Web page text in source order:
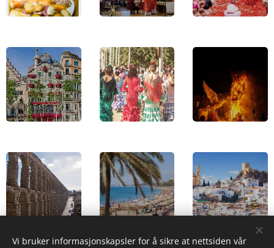
Vi bruker informasjonskapsler for å sikre at nettsiden vår